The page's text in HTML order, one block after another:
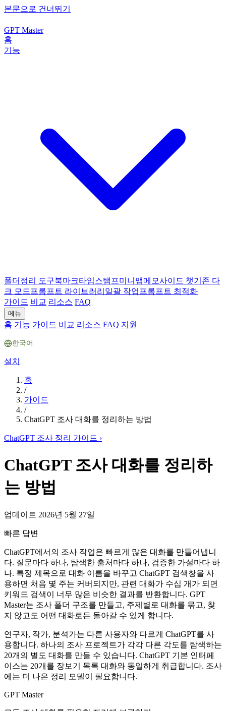
본문으로 건너뛰기
GPT Master
홈
기능
폴더 정리 도구북마크타임스탬프미니맵메모사이드 챗기존 다
크 모드 프롬프트 라이브러리 일괄 작업 프롬프트 최적화
가이드 비교 리소스 FAQ
메뉴
홈 기능 가이드 비교 리소스 FAQ 지원
한국어
설치
홈
/
가이드
/
ChatGPT 조사 대화를 정리하는 방법
ChatGPT 조사 정리 가이드 ›
ChatGPT 조사 대화를 정리하
는 방법
업데이트 2026년 5월 27일
빠른 답변
ChatGPT에서의 조사 작업은 빠르게 많은 대화를 만들어냅니
다. 질문마다 하나, 탐색한 출처마다 하나, 검증한 가설마다 하
나. 특정 제목으로 대화 이름을 바꾸고 ChatGPT 검색창을 사
용하면 처음 몇 주는 커버되지만, 관련 대화가 수십 개가 되면
키워드 검색이 너무 많은 비슷한 결과를 반환합니다. GPT
Master는 조사 폴더 구조를 만들고, 주제별로 대화를 묶고, 찾
지 않고도 어떤 대화로든 돌아갈 수 있게 합니다.
연구자, 작가, 분석가는 다른 사용자와 다르게 ChatGPT를 사
용합니다. 하나의 조사 프로젝트가 각각 다른 각도를 탐색하는
20개의 별도 대화를 만들 수 있습니다. ChatGPT 기본 인터페
이스는 20개를 장보기 목록 대화와 동일하게 취급합니다. 조사
에는 더 나은 정리 모델이 필요합니다.
GPT Master